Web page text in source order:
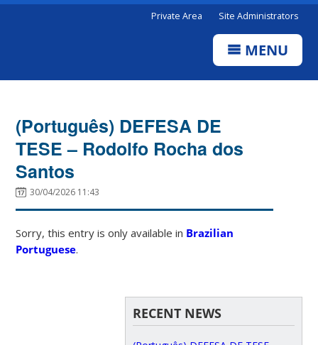
Private Area Site Administrators
MENU
(Português) DEFESA DE
TESE – Rodolfo Rocha dos
Santos
30/04/2026 11:43
Sorry, this entry is only available in Brazilian
Portuguese.
RECENT NEWS